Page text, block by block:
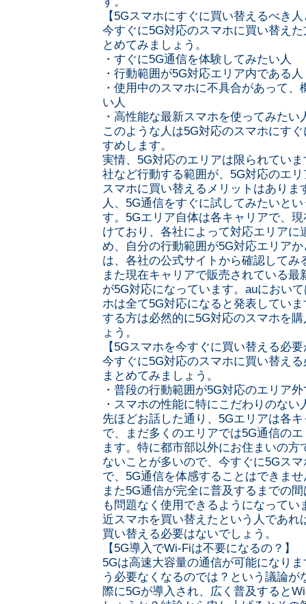
【5Gスマホにすぐに買い替えるべき
今すぐに5G対応のスマホに買い替え
とめてみましょう。
・すぐに5G通信を体験してみたい人
・行動範囲が5G対応エリア内である人
・使用中のスマホに不具合があって
い人
・高性能な最新スマホを使ってみたい
このような人は5G対応のスマホにす
すめします。
実情、5G対応のエリアは限られてい
社など行動する範囲が、5G対応のエ
スマホに買い替えるメリットはありま
人、5G通信をすぐに試してみたいと
す。5Gエリア自体は各キャリアで、
けており、各社によって対応エリアに
め、自分の行動範囲が5G対応エリア
は、各社の公式サイトから確認してみ
また現在キャリアで販売されている最
が5G対応になっています。auにおい
ホは全て5G対応になると発表してい
する方は必然的に5G対応のスマホを
ょう。
【5Gスマホを今すぐに買い替える必
今すぐに5G対応のスマホに買い替え
まとめてみましょう。
・普段の行動範囲が5G対応のエリア
・スマホの性能に特にこだわりのない
先ほどお話した通り、5Gエリアは各
で、まだ多くのエリアでは5G通信の
ます。特に都市部以外にお住まいの方
ないことが多いので、今すぐに5Gス
で、5G通信を体感することはできま
また5G通信が完全に普及するまでの
も問題なく使用できるようになってい
近スマホを買い替えたという人であれ
買い替える必要はないでしょう。
【5G導入でWi-Fiは不要になるの？】
5Gは高速大容量の通信が可能になり
う必要なくなるのでは？という議論が
際に5Gが導入され、広く普及すると